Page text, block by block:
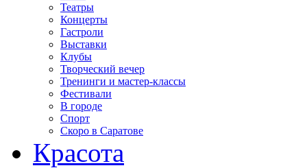
Театры
Концерты
Гастроли
Выставки
Клубы
Творческий вечер
Тренинги и мастер-классы
Фестивали
В городе
Спорт
Скоро в Саратове
Красота